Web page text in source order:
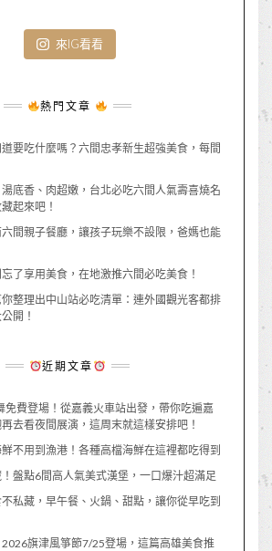
來IG看看
熱門文章
要吃什麼嗎？六間忠孝新生超強美食，每間
底香、肉超嫩，台北必吃六間人氣壽喜燒名
起來吧！
間親子餐廳，讓孩子玩樂不設限，爸媽也能
了享用美食，在地激推六間必吃美食！
整理出中山站必吃清單：連外國觀光客都排
開！
近期文章
免費登場！從嘉義火車站出發，帶你吃遍嘉
去看夜間展演，這周末就這樣安排吧！
不用到漁港！各種高檔海鮮在這裡都吃得到
盤點6間高人氣美式漢堡，一口爆汁超滿足
私藏，早午餐、火鍋、甜點，讓你從早吃到
旗津風箏節7/25登場，這篇高雄美食推